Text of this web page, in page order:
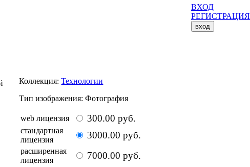
ВХОД
РЕГИСТРАЦИЯ
вход
Коллекция:Технологии
Тип изображения: Фотография
web лицензия 300.00 руб.
стандартная
лицензия
3000.00 руб.
расширенная
лицензия
7000.00 руб.